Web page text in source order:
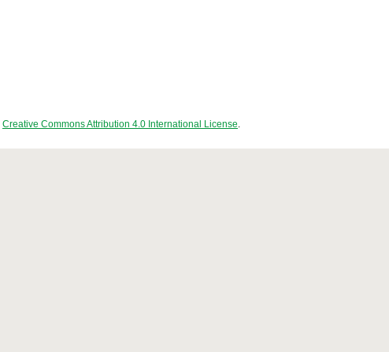
Creative Commons Attribution 4.0 International License